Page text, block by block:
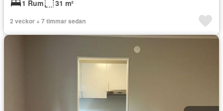
1 Rum 31 m²
2 veckor + 7 timmar sedan